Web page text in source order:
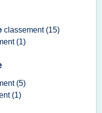
classement (15)
(1)
(5)
(1)